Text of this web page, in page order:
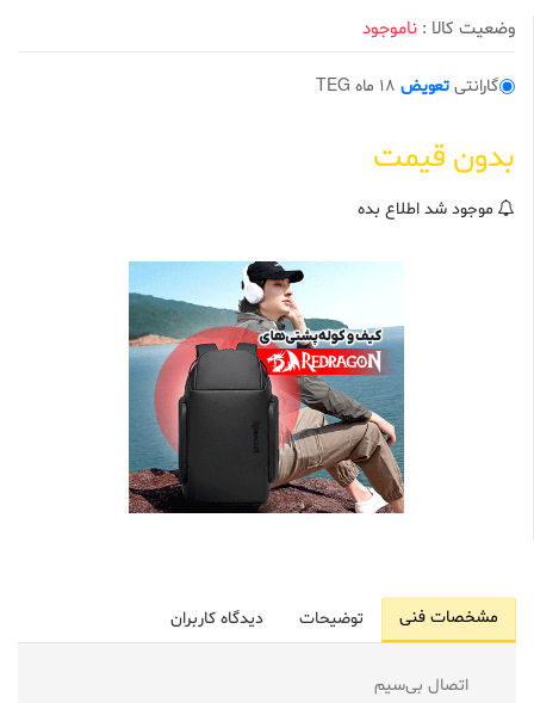
.
0
ز
ا
س
س
وضعیت کالا : ناموجود
گارانتی تعویض
بدون قیمت
موجود شد اطلاع بده
مشخصات فنی توضیحات دیدگاه کاربران
اتصال بی‌سیم